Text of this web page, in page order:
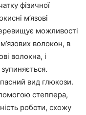
фізичної
м’язові
можливості
волокон, в
волокна, і
вид глюкози.
степпера,
роботи, схожу